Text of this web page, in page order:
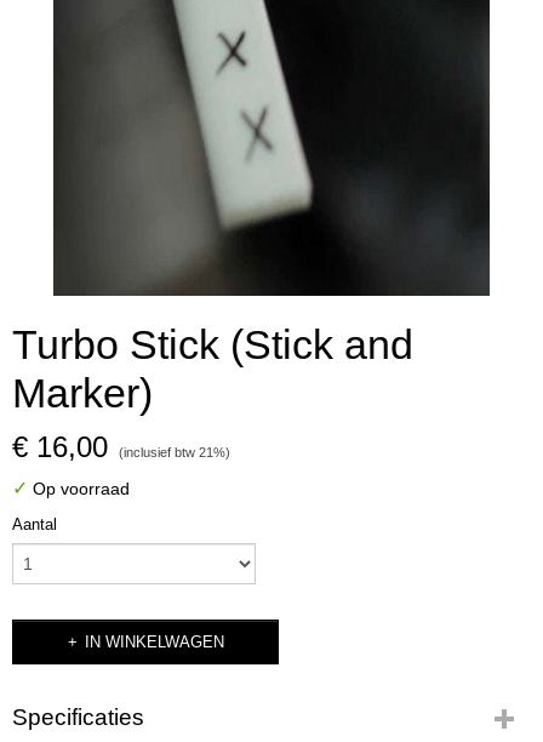
Turbo Stick (Stick and
Marker)
€ 16,00 (inclusief btw 21%)
✓ Op voorraad
Aantal
IN WINKELWAGEN
Specificaties